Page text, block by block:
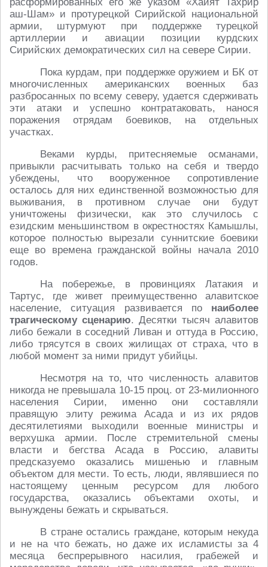
аш-Шам» и протурецкой Сирийской национальной
армии, штурмуют при поддержке турецкой
артиллерии и авиации позиции курдских
Сирийских демократических сил на севере Сирии.
Пока курдам, при поддержке оружием и БК от
многочисленных американских военных баз
разбросанных по всему северу, удается сдерживать
эти атаки и успешно контратаковать, нанося
поражения отрядам боевиков, на отдельных
участках.
Веками курды, притесняемые османами,
привыкли расчитывать только на себя и твердо
убеждены, что вооруженное сопротивление
осталось для них единственной возможностью для
выживания, в противном случае они будут
уничтожены физически, как это случилось с
езидским меньшинством в окрестностях Камышлы,
которое полностью вырезали суннитские боевики
еще во времена гражданской войны начала 2010
годов.
На побережье, в провинциях Латакия и
Тартус, где живет преимущественно алавитское
население, ситуация развивается по наиболее
трагическому сценарию. Десятки тысяч алавитов
либо бежали в соседний Ливан и оттуда в Россию,
либо трясутся в своих жилищах от страха, что в
любой момент за ними придут убийцы.
Несмотря на то, что численность алавитов
никогда не превышала 10-15 проц. от 23-милионного
населения Сирии, именно они составляли
правящую элиту режима Асада и из их рядов
десятилетиями выходили военные министры и
верхушка армии. После стремительной смены
власти и бегства Асада в Россию, алавиты
предсказуемо оказались мишенью и главным
объектом для мести. То есть, люди, являвшиеся по
настоящему ценным ресурсом для любого
государства, оказались объектами охоты, и
вынуждены бежать и скрываться.
В стране остались граждане, которым некуда
и не на что бежать, но даже их исламисты за 4
месяца беспрерывного насилия, грабежей и